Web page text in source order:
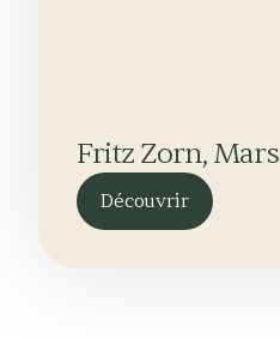
Fritz Zorn, Mars
Découvrir